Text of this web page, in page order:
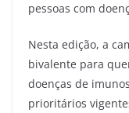
pessoas com
Nesta edição, a
bivalente para
doenças de
prioritários